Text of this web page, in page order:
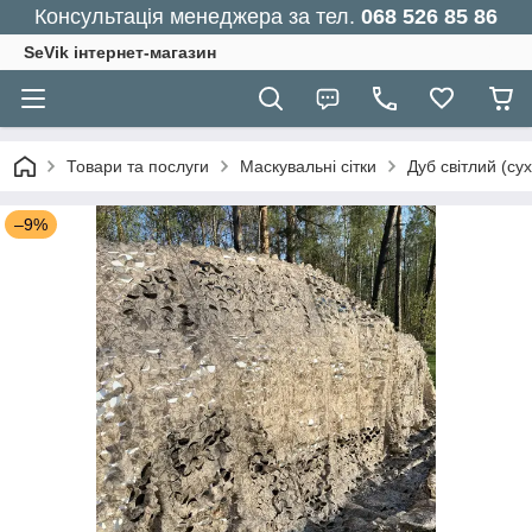
Консультація менеджера за тел. 068 526 85 86
SeVik інтернет-магазин
Товари та послуги Маскувальні сітки Дуб світлий
–9%